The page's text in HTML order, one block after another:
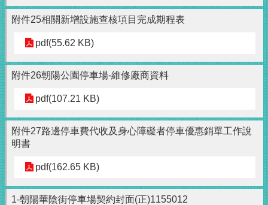
附件25相關新增設施查核項目完成期程表
pdf(55.62 KB)
附件26朝陽公園停車場-維修廠商資料
pdf(107.21 KB)
附件27路邊停車費代收及身心障礙者停車優惠銷單工作說
明書
pdf(162.65 KB)
1-朝陽華陰街停車場契約封面(正)1155012